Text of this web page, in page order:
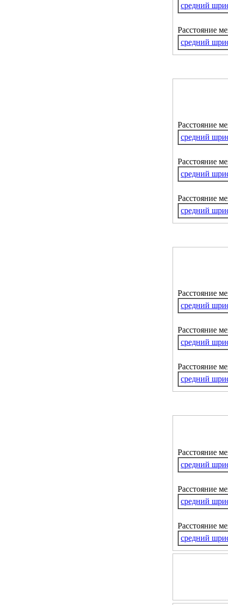
средний
Расстояние
средний
Расстояние
средний
Расстояние
средний
Расстояние
средний
Расстояние
средний
Расстояние
средний
Расстояние
средний
Расстояние
средний
Расстояние
средний
Расстояние
средний